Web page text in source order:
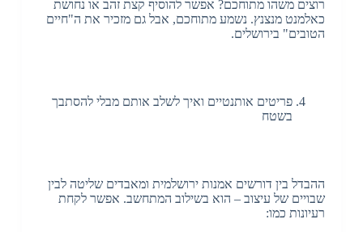
רוצים משהו מתוחכם? אפשר להוסיף קצת זהב או נחושת
כאלמנט מנצנץ. נשמע מתוחכם, אבל גם מזכיר את ה"חיים
הטובים" בירושלים.
פריטים אותנטיים ואיך לשלב אותם מבלי להסתבך
בשטח
ההבדל בין דורשים אמנות ירושלמית ומאבדים שליטה לבין
שבויים של עיצוב – הוא בשילוב המתחשב. אפשר לקחת
רעיונות כמו: